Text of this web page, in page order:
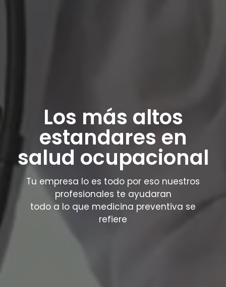
Los más altos
estandares en
salud ocupacional
Tu empresa lo es todo por eso nuestros
profesionales te ayudaran
todo a lo que medicina preventiva se
refiere